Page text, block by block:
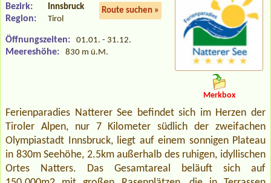
Route suchen »
Bezirk: Innsbruck
Region: Tirol
Öffnungszeiten: 01.01. - 31.12.
Meereshöhe: 830 m ü.M.
Merkbox
Ferienparadies Natterer See befindet sich im Herzen der
Tiroler Alpen, nur 7 Kilometer südlich der zweifachen
Olympiastadt Innsbruck, liegt auf einem sonnigen Plateau
in 830m Seehöhe, 2.5km außerhalb des ruhigen, idyllischen
Ortes Natters. Das Gesamtareal beläuft sich auf